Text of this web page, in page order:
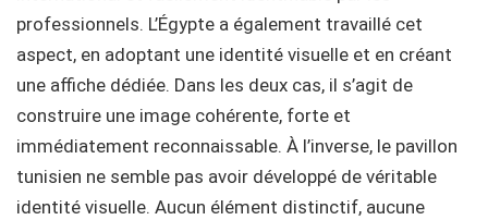
professionnels. L’Égypte a également travaillé cet
aspect, en adoptant une identité visuelle et en créant
une affiche dédiée. Dans les deux cas, il s’agit de
construire une image cohérente, forte et
immédiatement reconnaissable. À l’inverse, le pavillon
tunisien ne semble pas avoir développé de véritable
identité visuelle. Aucun élément distinctif, aucune